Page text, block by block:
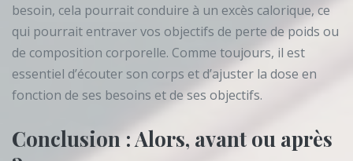
besoin, cela pourrait conduire à un excès calorique, ce
qui pourrait entraver vos objectifs de perte de poids ou
de composition corporelle. Comme toujours, il est
essentiel d’écouter son corps et d’ajuster la dose en
fonction de ses besoins et de ses objectifs.
Conclusion : Alors, avant ou après